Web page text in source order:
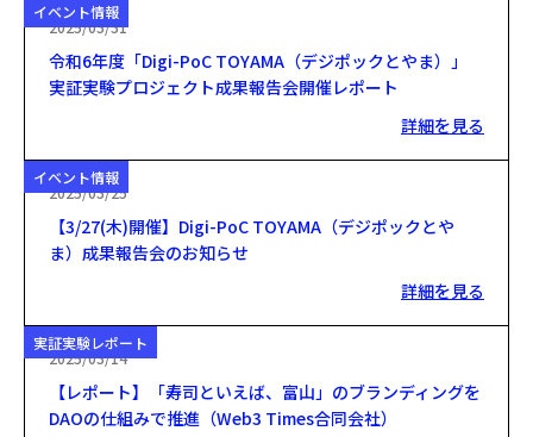
イベント情報
2025/03/31
令和6年度「Digi-PoC TOYAMA（デジポックとやま）」
実証実験プロジェクト成果報告会開催レポート
詳細を見る
イベント情報
2025/03/25
【3/27(木)開催】Digi-PoC TOYAMA（デジポックとや
ま）成果報告会のお知らせ
詳細を見る
実証実験レポート
2025/03/14
【レポート】「寿司といえば、富山」のブランディングを
DAOの仕組みで推進（Web3 Times合同会社）